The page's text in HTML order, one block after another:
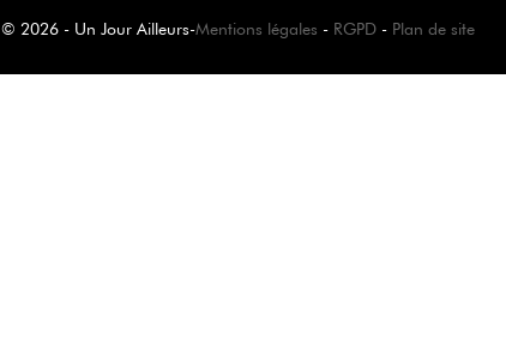
© 2026 - Un Jour Ailleurs-Mentions légales - RGPD- Plan de site